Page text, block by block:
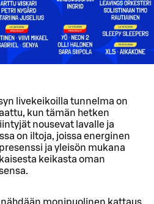
livekeikoilla tunnelma on
kun tämän hetken
nousevat lavalle ja
on iltoja, joissa energinen
ja yleisön mukana
keikasta oman